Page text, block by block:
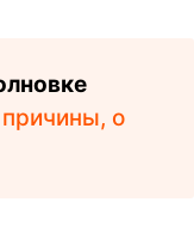
причины, о